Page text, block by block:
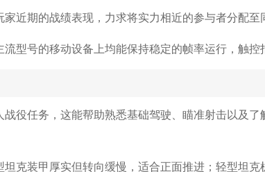
近期的战绩表现，力求将实力相近的参与者分配至
型号的移动设备上均能保持稳定的帧率运行，触控
役任务，这能帮助熟悉基础驾驶、瞄准射击以及
克装甲厚实但转向缓慢，适合正面推进；轻型坦